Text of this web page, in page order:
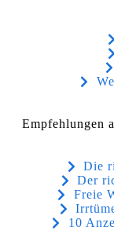
Empfehlungen
Die
Der
Freie
10